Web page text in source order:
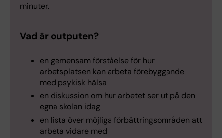
minuter.
Vad är outputen?
en gemensam förståelse för hur
arbetsplatsen kan arbeta förebyggande
med psykisk hälsa
en diskussion om hur arbetet ser ut på den
egna skolan idag
en lista över möjliga förbättringsområden att
arbeta vidare med